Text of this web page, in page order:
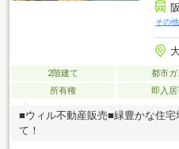
その
2階建て 都市ガ
所有権
即入
■ウィル不動産販売■緑豊かな住
て！